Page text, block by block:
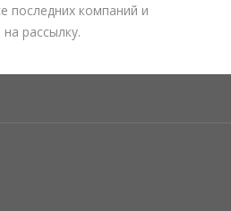
последних компаний и
рассылку.